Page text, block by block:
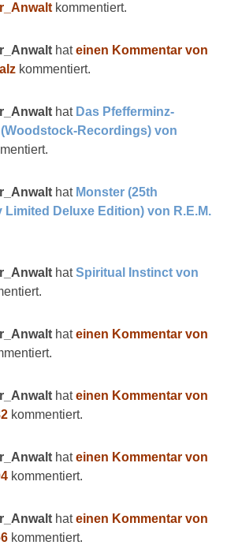
kommentiert.
hateinen Kommentar von
kommentiert.
hat Das Pfefferminz-
Recordings) von
hat Monster (25th
Limited Deluxe Edition) von R.E.M.
hatSpiritual Instinct von
hateinen Kommentar von
hateinen Kommentar von
kommentiert.
hateinen Kommentar von
kommentiert.
hateinen Kommentar von
kommentiert.